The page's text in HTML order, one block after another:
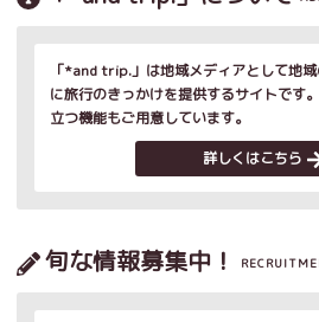
「*and trip.」は地域メディアとして地
に旅行のきっかけを提供するサイトです
立つ機能もご用意しています。
詳しくはこちら
旬な情報募集中！